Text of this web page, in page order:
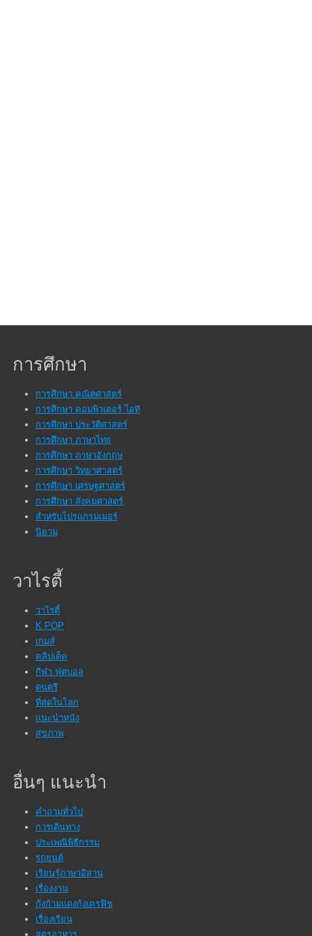
การศึกษา
การศึกษา คณิตศาสตร์
การศึกษา คอมพิวเตอร์ ไอที
การศึกษา ประวัติศาสตร์
การศึกษา ภาษาไทย
การศึกษา ภาษาอังกฤษ
การศึกษา วิทยาศาสตร์
การศึกษา เศรษฐศาสตร์
การศึกษา สังคมศาสตร์
สำหรับโปรแกรมเมอร์
นิยาม
วาไรตี้
วาไรตี้
K POP
เกมส์
คลิปเด็ด
กีฬา ฟุตบอล
ดนตรี
ที่สุดในโลก
แนะนำหนัง
สุขภาพ
อื่นๆ แนะนำ
คำถามทั่วไป
การเดินทาง
ประเพณีพิธีกรรม
รถยนต์
เรียนรู้ภาษาอีสาน
เรื่องงาน
กุ้งก้ามแดงกุ้งเครฟิช
เรื่องเรียน